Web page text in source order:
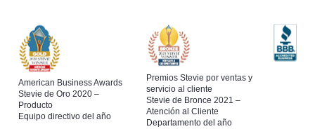
American Business Awards
Stevie de Oro 2020 –
Producto
Equipo directivo del año
Premios Stevie por ventas y
servicio al cliente
Stevie de Bronce 2021 –
Atención al Cliente
Departamento del año